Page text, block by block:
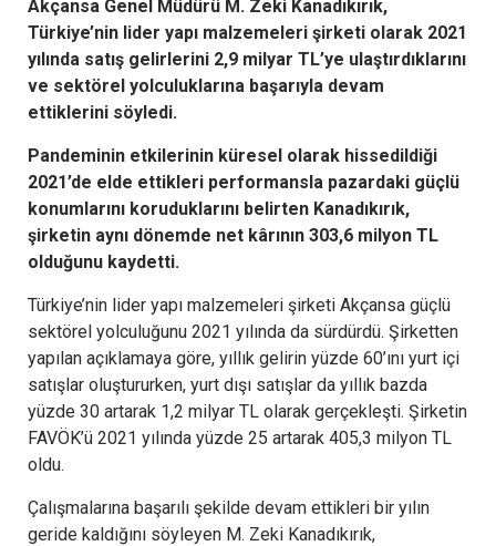
Akçansa Genel Müdürü M. Zeki Kanadıkırık,
Türkiye’nin lider yapı malzemeleri şirketi olarak 2021
yılında satış gelirlerini 2,9 milyar TL’ye ulaştırdıklarını
ve sektörel yolculuklarına başarıyla devam
ettiklerini söyledi.
Pandeminin etkilerinin küresel olarak hissedildiği
2021’de elde ettikleri performansla pazardaki güçlü
konumlarını koruduklarını belirten Kanadıkırık,
şirketin aynı dönemde net kârının 303,6 milyon TL
olduğunu kaydetti.
Türkiye’nin lider yapı malzemeleri şirketi Akçansa güçlü
sektörel yolculuğunu 2021 yılında da sürdürdü. Şirketten
yapılan açıklamaya göre, yıllık gelirin yüzde 60’ını yurt içi
satışlar oluştururken, yurt dışı satışlar da yıllık bazda
yüzde 30 artarak 1,2 milyar TL olarak gerçekleşti. Şirketin
FAVÖK’ü 2021 yılında yüzde 25 artarak 405,3 milyon TL
oldu.
Çalışmalarına başarılı şekilde devam ettikleri bir yılın
geride kaldığını söyleyen M. Zeki Kanadıkırık,